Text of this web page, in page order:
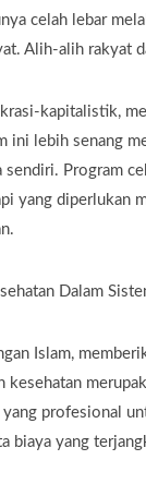
celah lebar
Alih-alih rakyat
kapitalistik,
ini lebih senang
sendiri. Program
yang diperlukan
Dalam
Islam,
kesehatan
profesional
biaya yang